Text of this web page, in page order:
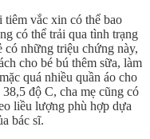
tiêm vắc xin có thể bao
có thể trải qua tình trạng
những triệu chứng này,
cho bé bú thêm sữa, làm
quá nhiều quần áo cho
độ C, cha mẹ cũng có
liều lượng phù hợp dựa
bác sĩ.